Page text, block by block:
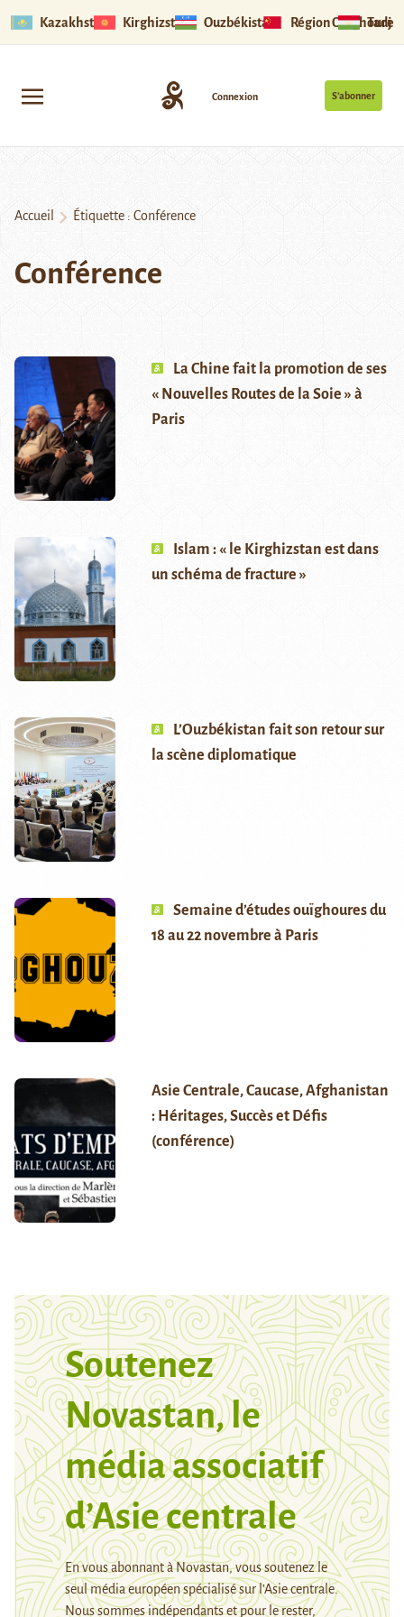
Kazakhstan Kirghizstan Ouzbékistan Région Ouïghoure
S’abonner
Connexion
Accueil Étiquette : Conférence
Conférence
La Chine fait la promotion de ses
« Nouvelles Routes de la Soie » à
Paris
Islam : « le Kirghizstan est dans
un schéma de fracture »
L’Ouzbékistan fait son retour sur
la scène diplomatique
Semaine d’études ouïghoures du
18 au 22 novembre à Paris
Asie Centrale, Caucase, Afghanistan
: Héritages, Succès et Défis
(conférence)
Soutenez
Novastan, le
média associatif
d’Asie centrale
En vous abonnant à Novastan, vous soutenez le
seul média européen spécialisé sur l’Asie centrale.
Nous sommes indépendants et pour le rester,